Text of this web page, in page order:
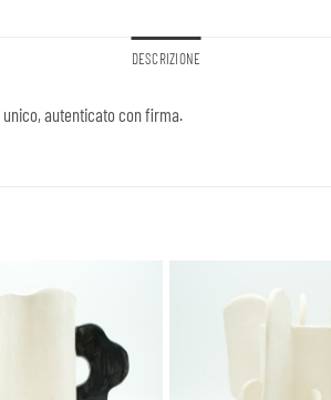
DESCRIZIONE
autenticato con firma.